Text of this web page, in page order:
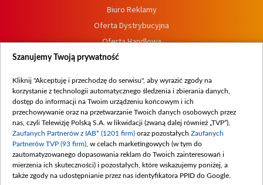
Biuro Reklamy
Oferta Dystrybucyjna
Oferta Handlowa
Dostępność
Procedura zgłoszeń wewnętrznych
Szanujemy Twoją prywatność
Kliknij "Akceptuję i przechodzę do serwisu", aby wyrazić zgody na
korzystanie z technologii automatycznego śledzenia i zbierania danych,
dostęp do informacji na Twoim urządzeniu końcowym i ich
przechowywanie oraz na przetwarzanie Twoich danych osobowych przez
nas, czyli Telewizję Polską S.A. w likwidacji (zwaną dalej również „TVP”),
Zaufanych Partnerów z IAB* (1201 firm) oraz pozostałych Zaufanych
Partnerów TVP (93 firm) , w celach marketingowych (w tym do
zautomatyzowanego dopasowania reklam do Twoich zainteresowań i
mierzenia ich skuteczności) i pozostałych, które wskazujemy poniżej, a
także zgody na udostępnianie przez nas identyfikatora PPID do Google.